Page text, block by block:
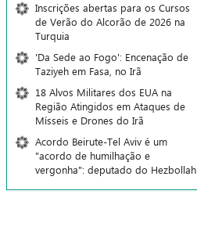
Inscrições abertas para os Cursos
de Verão do Alcorão de 2026 na
Turquia
'Da Sede ao Fogo': Encenação de
Taziyeh em Fasa, no Irã
18 Alvos Militares dos EUA na
Região Atingidos em Ataques de
Mísseis e Drones do Irã
Acordo Beirute-Tel Aviv é um
"acordo de humilhação e
vergonha": deputado do Hezbollah